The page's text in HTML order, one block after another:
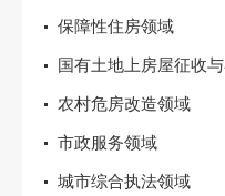
保障性住房领域
国有土地上房屋征收
农村危房改造领域
市政服务领域
城市综合执法领域